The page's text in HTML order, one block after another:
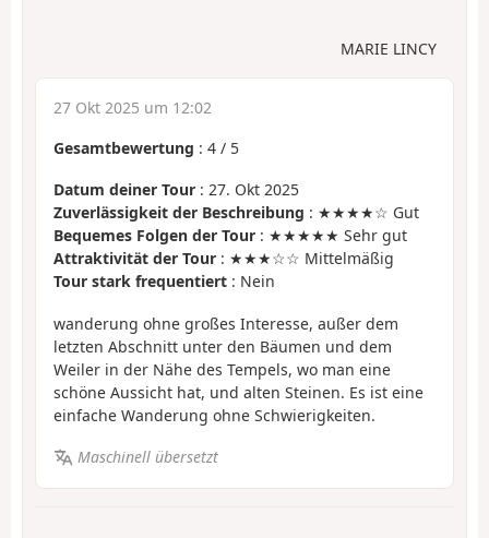
MARIE LINCY
27 Okt 2025 um 12:02
Gesamtbewertung : 4 / 5
Datum deiner Tour : 27. Okt 2025
Zuverlässigkeit der Beschreibung : ★★★★☆ Gut
Bequemes Folgen der Tour : ★★★★★ Sehr gut
Attraktivität der Tour : ★★★☆☆ Mittelmäßig
Tour stark frequentiert : Nein
wanderung ohne großes Interesse, außer dem
letzten Abschnitt unter den Bäumen und dem
Weiler in der Nähe des Tempels, wo man eine
schöne Aussicht hat, und alten Steinen. Es ist eine
einfache Wanderung ohne Schwierigkeiten.
Maschinell übersetzt